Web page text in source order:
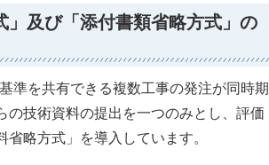
及び「添付書類省略方式」の
準を共有できる複数工事の発注が同時期
技術資料の提出を一つのみとし、評価
略方式」を導入しています。